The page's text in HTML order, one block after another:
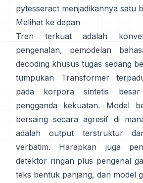
pytesseract menjadikannya satu
Melihat ke depan
Tren terkuat adalah
pengenalan, pemodelan
decoding khusus tugas sedang
tumpukan Transformer
pada
korpora sintetis besar
pengganda kekuatan. Model
bersaing secara agresif di
adalah output terstruktur
verbatim. Harapkan juga
detektor ringan plus pengenal
teks bentuk panjang, dan model